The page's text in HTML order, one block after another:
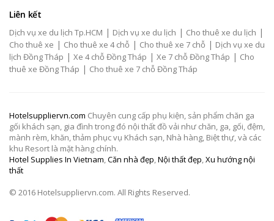
Liên kết
Dịch vụ xe du lịch Tp.HCM | Dịch vụ xe du lịch | Cho thuê xe du lịch |
Cho thuê xe | Cho thuê xe 4 chỗ | Cho thuê xe 7 chỗ | Dịch vụ xe du
lịch Đồng Tháp | Xe 4 chỗ Đồng Tháp | Xe 7 chỗ Đồng Tháp | Cho
thuê xe Đồng Tháp | Cho thuê xe 7 chỗ Đồng Tháp
Hotelsuppliervn.com Chuyên cung cấp phụ kiện, sản phẩm chăn ga
gối khách sạn, gia đình trong đó nội thất đồ vải như chăn, ga, gối, đệm,
mành rèm, khăn, thảm phục vụ Khách sạn, Nhà hàng, Biệt thự, và các
khu Resort là mặt hàng chính.
Hotel Supplies In Vietnam,Căn nhà đẹp,Nội thất đẹp,Xu hướng nội
thất
© 2016 Hotelsuppliervn.com. All Rights Reserved.